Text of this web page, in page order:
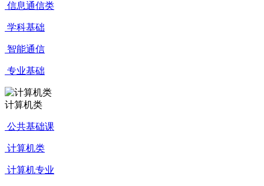
信息通信类
学科基础
智能通信
专业基础
计算机类
公共基础课
计算机类
计算机专业